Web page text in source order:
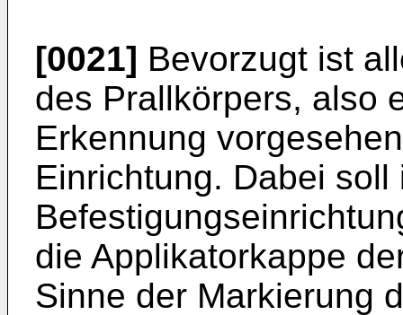
[0021] Bevorzugt ist
des Prallkörpers, also
Erkennung
Einrichtung. Dabei
die Applikatorkappe
Sinne der Markierung